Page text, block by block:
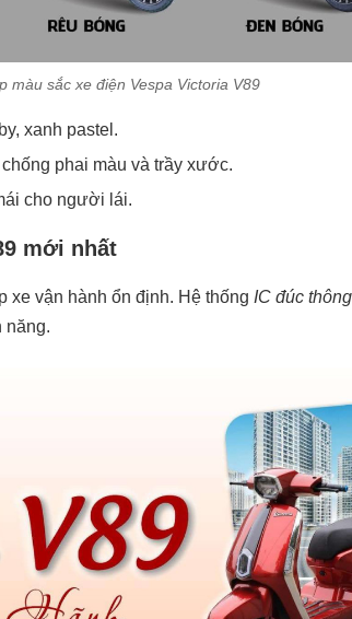
màu sắc xe điện Vespa Victoria V89
xanh pastel.
phai màu và trầy xước.
cho người lái.
mới nhất
xe vận hành ổn định. Hệ thống IC đúc
năng.